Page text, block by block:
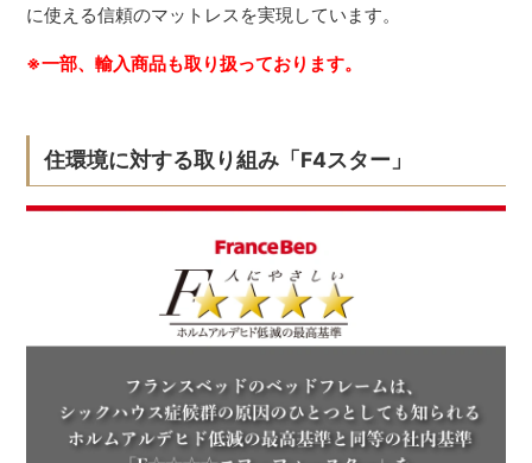
に使える信頼のマットレスを実現しています。
※一部、輸入商品も取り扱っております。
住環境に対する取り組み「F4スター」